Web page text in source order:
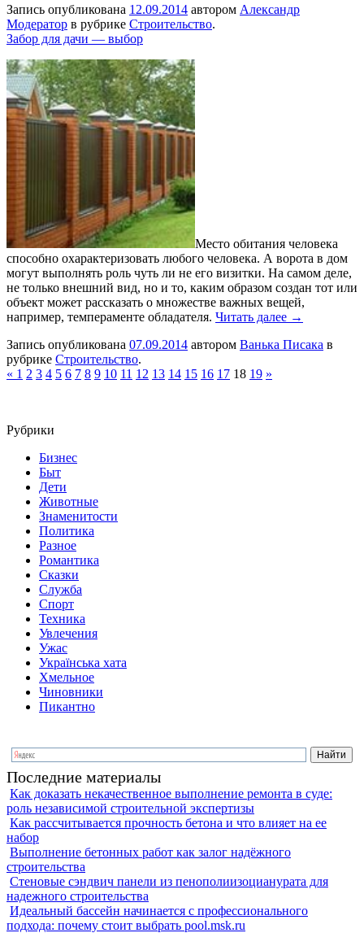
Запись опубликована 12.09.2014 автором Александр
Модератор в рубрике Строительство.
Забор для дачи — выбор
Место обитания человека
способно охарактеризовать любого человека. А ворота в дом
могут выполнять роль чуть ли не его визитки. На самом деле,
не только внешний вид, но и то, каким образом создан тот или
объект может рассказать о множестве важных вещей,
например, темпераменте обладателя. Читать далее →
Запись опубликована 07.09.2014 автором Ванька Писака в
рубрике Строительство.
« 1 2 3 4 5 6 7 8 9 10 11 12 13 14 15 16 17 18 19 »
Рубрики
Бизнес
Быт
Дети
Животные
Знаменитости
Политика
Разное
Романтика
Сказки
Служба
Спорт
Техника
Увлечения
Ужас
Українська хата
Хмельное
Чиновники
Пикантно
Последние материалы
Как доказать некачественное выполнение ремонта в суде:
роль независимой строительной экспертизы
Как рассчитывается прочность бетона и что влияет на ее
набор
Выполнение бетонных работ как залог надёжного
строительства
Стеновые сэндвич панели из пенополиизоцианурата для
надежного строительства
Идеальный бассейн начинается с профессионального
подхода: почему стоит выбрать pool.msk.ru